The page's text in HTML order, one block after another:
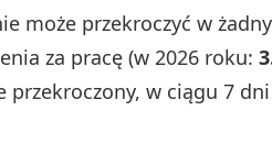
może przekroczyć w
za pracę (w 2026 roku:
w ciągu 7